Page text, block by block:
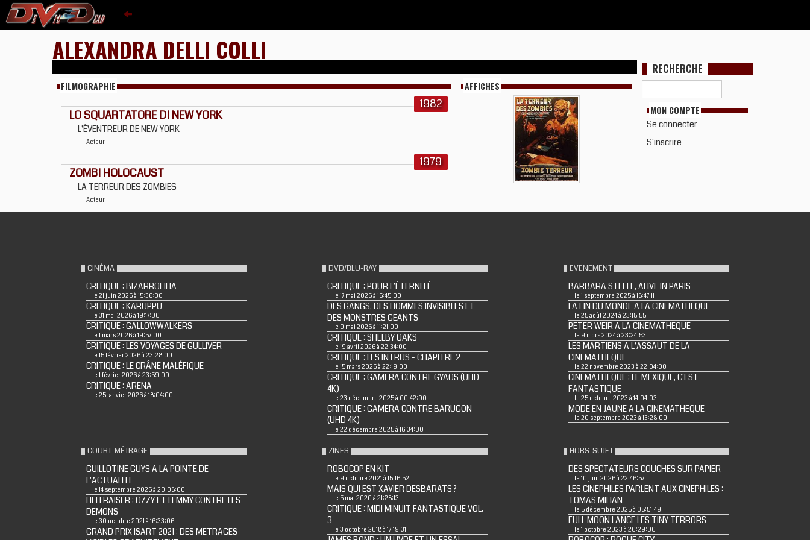
ALEXANDRA DELLI COLLI
FILMOGRAPHIE
1982
LO SQUARTATORE DI NEW YORK
L'ÉVENTREUR DE NEW YORK
Acteur
1979
ZOMBI HOLOCAUST
LA TERREUR DES ZOMBIES
Acteur
AFFICHES
RECHERCHE
MON COMPTE
Se connecter
S'inscrire
CINÉMA
CRITIQUE : BIZARROFILIA
le 21 juin 2026 à 15:36:00
CRITIQUE : KARUPPU
le 31 mai 2026 à 19:17:00
CRITIQUE : GALLOWWALKERS
le 1 mars 2026 à 19:57:00
CRITIQUE : LES VOYAGES DE GULLIVER
le 15 février 2026 à 23:28:00
CRITIQUE : LE CRÂNE MALÉFIQUE
le 1 février 2026 à 23:59:00
CRITIQUE : ARENA
le 25 janvier 2026 à 18:04:00
DVD/BLU-RAY
CRITIQUE : POUR L'ÉTERNITÉ
le 17 mai 2026 à 16:45:00
DES GANGS, DES HOMMES INVISIBLES ET
DES MONSTRES GEANTS
le 9 mai 2026 à 11:21:00
CRITIQUE : SHELBY OAKS
le 19 avril 2026 à 22:34:00
CRITIQUE : LES INTRUS - CHAPITRE 2
le 15 mars 2026 à 22:19:00
CRITIQUE : GAMERA CONTRE GYAOS (UHD
4K)
le 23 décembre 2025 à 00:42:00
CRITIQUE : GAMERA CONTRE BARUGON
(UHD 4K)
le 22 décembre 2025 à 16:34:00
EVENEMENT
BARBARA STEELE, ALIVE IN PARIS
le 1 septembre 2025 à 18:47:11
LA FIN DU MONDE A LA CINEMATHEQUE
le 25 août 2024 à 23:18:55
PETER WEIR A LA CINEMATHEQUE
le 9 mars 2024 à 23:24:53
LES MARTIENS A L'ASSAUT DE LA
CINEMATHEQUE
le 22 novembre 2023 à 22:04:00
CINEMATHEQUE : LE MEXIQUE, C'EST
FANTASTIQUE
le 25 octobre 2023 à 14:04:03
MODE EN JAUNE A LA CINEMATHEQUE
le 20 septembre 2023 à 13:28:09
COURT-MÉTRAGE
GUILLOTINE GUYS A LA POINTE DE
L'ACTUALITE
le 14 septembre 2025 à 20:08:00
HELLRAISER : OZZY ET LEMMY CONTRE LES
DEMONS
le 30 octobre 2021 à 16:33:06
GRAND PRIX ISART 2021 : DES METRAGES
ZINES
ROBOCOP EN KIT
le 9 octobre 2021 à 15:16:52
MAIS QUI EST XAVIER DESBARATS ?
le 5 mai 2020 à 21:28:13
CRITIQUE : MIDI MINUIT FANTASTIQUE VOL.
3
le 3 octobre 2018 à 17:19:31
HORS-SUJET
DES SPECTATEURS COUCHES SUR PAPIER
le 10 juin 2026 à 22:46:57
LES CINEPHILES PARLENT AUX CINEPHILES :
TOMAS MILIAN
le 5 décembre 2025 à 08:51:49
FULL MOON LANCE LES TINY TERRORS
le 1 octobre 2023 à 20:29:00